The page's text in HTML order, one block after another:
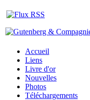
Accueil
Liens
Livre d'or
Nouvelles
Photos
Téléchargements